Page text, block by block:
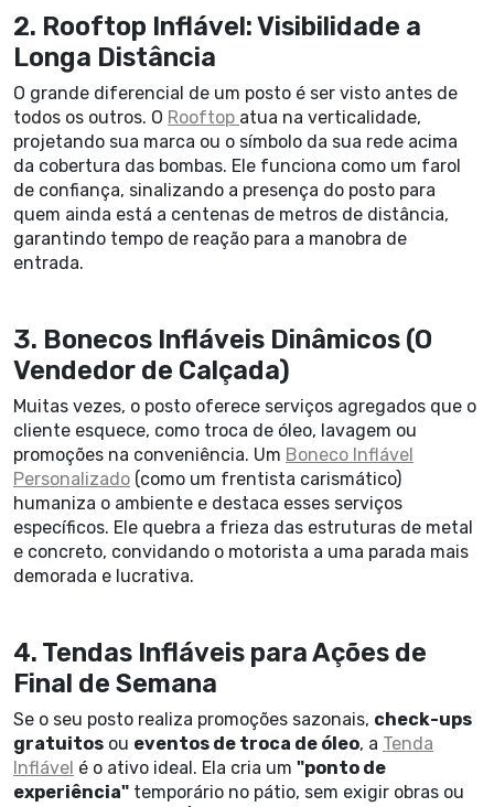
2. Rooftop Inflável: Visibilidade a
Longa Distância
O grande diferencial de um posto é ser visto antes de
todos os outros. O Rooftop atua na verticalidade,
projetando sua marca ou o símbolo da sua rede acima
da cobertura das bombas. Ele funciona como um farol
de confiança, sinalizando a presença do posto para
quem ainda está a centenas de metros de distância,
garantindo tempo de reação para a manobra de
entrada.
3. Bonecos Infláveis Dinâmicos (O
Vendedor de Calçada)
Muitas vezes, o posto oferece serviços agregados que o
cliente esquece, como troca de óleo, lavagem ou
promoções na conveniência. Um Boneco Inflável
Personalizado (como um frentista carismático)
humaniza o ambiente e destaca esses serviços
específicos. Ele quebra a frieza das estruturas de metal
e concreto, convidando o motorista a uma parada mais
demorada e lucrativa.
4. Tendas Infláveis para Ações de
Final de Semana
Se o seu posto realiza promoções sazonais, check-ups
gratuitos ou eventos de troca de óleo, a Tenda
Inflável é o ativo ideal. Ela cria um "ponto de
experiência" temporário no pátio, sem exigir obras ou